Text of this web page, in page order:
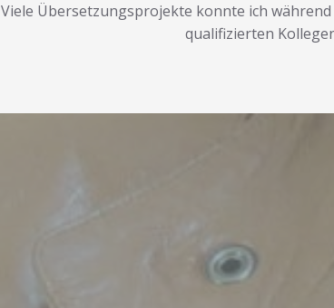
Viele Übersetzungsprojekte konnte ich
qualifizierten